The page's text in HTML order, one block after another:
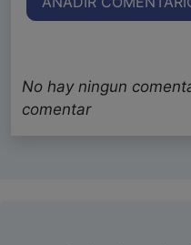
No hay ningun
comentar